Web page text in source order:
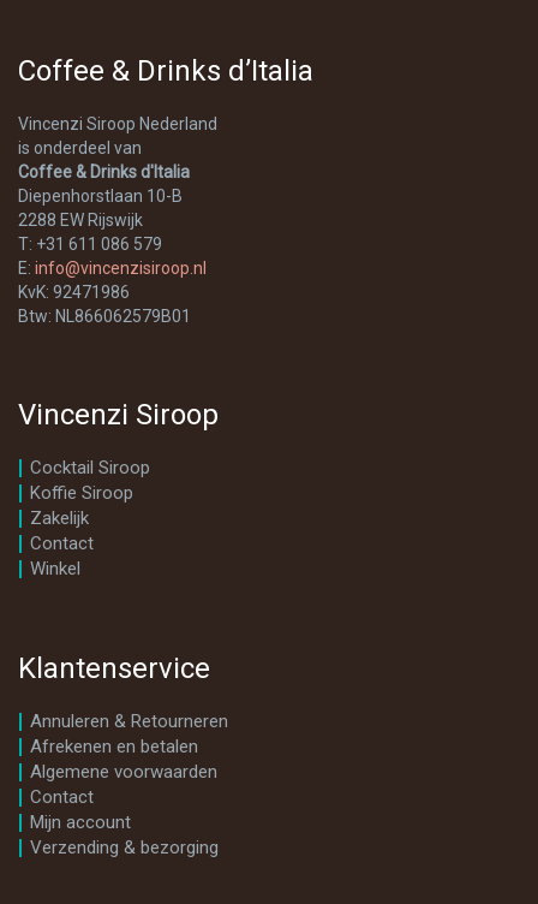
Coffee & Drinks d’Italia
Vincenzi Siroop Nederland
is onderdeel van
Coffee & Drinks d'Italia
Diepenhorstlaan 10-B
2288 EW Rijswijk
T: +31 611 086 579
E: info@vincenzisiroop.nl
KvK: 92471986
Btw: NL866062579B01
Vincenzi Siroop
Cocktail Siroop
Koffie Siroop
Zakelijk
Contact
Winkel
Klantenservice
Annuleren & Retourneren
Afrekenen en betalen
Algemene voorwaarden
Contact
Mijn account
Verzending & bezorging